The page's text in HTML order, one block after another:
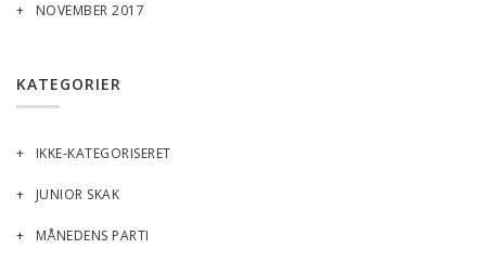
NOVEMBER 2017
KATEGORIER
IKKE-KATEGORISERET
JUNIOR SKAK
MÅNEDENS PARTI